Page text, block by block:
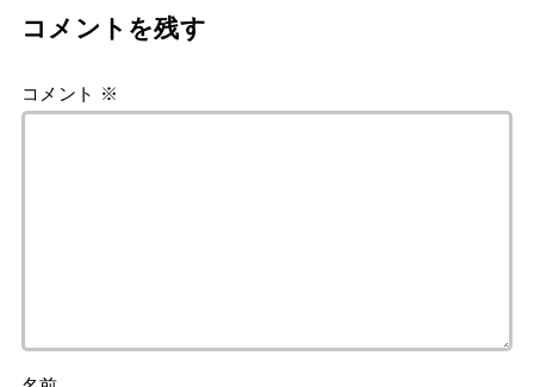
コメントを残す
コメント ※